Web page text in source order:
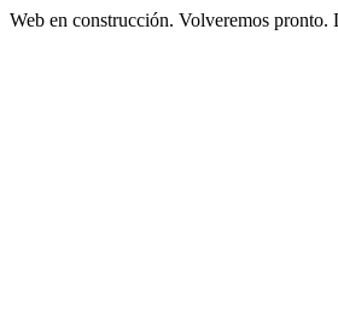
Web en construcción. Volveremos pronto.